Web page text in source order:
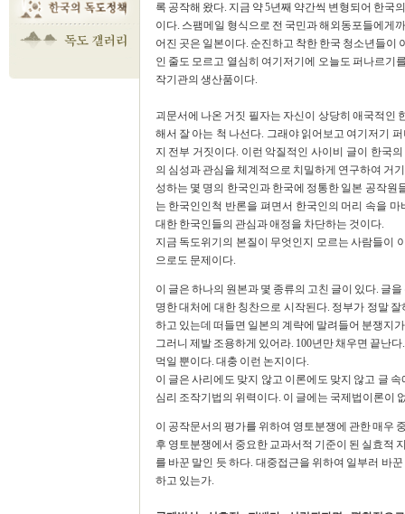
록 공작해 왔다. 지금 약 5년째 약간씩 변형되어 한국
이다. 스팸메일 형식으로 전 국민과 해외동포들에게
어진 곳은 일본이다. 순진하고 착한 한국 청소년들이
인 줄도 모르고 열심히 여기저기에 오늘도 퍼나르기
작기관의 생산품이다.
괴문서에 나온 거짓 필자는 자신이 상당히 애국적인
해서 잘 아는 척 나선다. 그래야 읽어보고 여기저기
지 전부 거짓이다. 이런 악질적인 사이비 글이 한국
의 심성과 관심을 체계적으로 치밀하게 연구하여 거
성하는 몇 명의 한국인과 한국에 정통한 일본 공작
는 한국인인척 반론을 펴면서 한국인의 머리 속을
대한 한국인들의 관심과 애정을 차단하는 것이다.
지금 독도위기의 본질이 무엇인지 모르는 사람들이
으로도 문제이다.
이 글은 하나의 원본과 몇 종류의 고친 글이 있다. 글
명한 대처에 대한 칭찬으로 시작된다. 정부가 정말
하고 있는데 떠들면 일본의 계략에 말려들어 분쟁지
그러니 제발 조용하게 있어라. 100년만 채우면 끝난
먹일 뿐이다. 대충 이런 논지이다.
이 글은 사리에도 맞지 않고 이론에도 맞지 않고 글
심리 조작기법의 위력이다. 이 글에는 국제법이론이
이 공작문서의 평가를 위하여 영토분쟁에 관한 매우
후 영토분쟁에서 중요한 교과서적 기준이 된 실효적
를 바꾼 말인 듯 하다. 대중접근을 위하여 일부러 바
하고 있는가.